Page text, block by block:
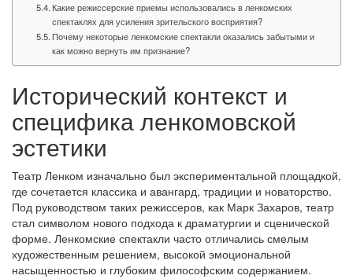
Какие режиссерские приемы использовались в ленкомских
спектаклях для усиления зрительского восприятия?
Почему некоторые ленкомские спектакли оказались забытыми и
как можно вернуть им признание?
Исторический контекст и
специфика ленкомовской
эстетики
Театр Ленком изначально был экспериментальной площадкой,
где сочетается классика и авангард, традиции и новаторство.
Под руководством таких режиссеров, как Марк Захаров, театр
стал символом нового подхода к драматургии и сценической
форме. Ленкомские спектакли часто отличались смелым
художественным решением, высокой эмоциональной
насыщенностью и глубоким философским содержанием.